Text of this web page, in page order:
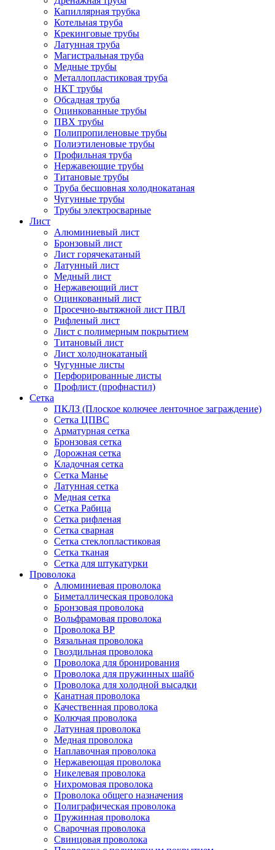
Капиллярная трубка
Котельная труба
Крекинговые трубы
Латунная труба
Магистральная труба
Медные трубы
Металлопластиковая труба
НКТ трубы
Обсадная труба
Оцинкованные трубы
ПВХ трубы
Полипропиленовые трубы
Полиэтиленовые трубы
Профильная труба
Нержавеющие трубы
Титановые трубы
Труба бесшовная холоднокатаная
Чугунные трубы
Трубы электросварные
Лист
Алюминиевый лист
Бронзовый лист
Лист горячекатаный
Латунный лист
Медный лист
Нержавеющий лист
Оцинкованный лист
Просечно-вытяжной лист ПВЛ
Рифленый лист
Лист с полимерным покрытием
Титановый лист
Лист холоднокатаный
Чугунные листы
Перфорированные листы
Профлист (профнастил)
Сетка
ПКЛЗ (Плоское колючее ленточное заграждение)
Сетка ЦПВС
Арматурная сетка
Бронзовая сетка
Дорожная сетка
Кладочная сетка
Сетка Манье
Латунная сетка
Медная сетка
Сетка Рабица
Сетка рифленая
Сетка сварная
Сетка стеклопластиковая
Сетка тканая
Сетка для штукатурки
Проволока
Алюминиевая проволока
Биметаллическая проволока
Бронзовая проволока
Вольфрамовая проволока
Проволока ВР
Вязальная проволока
Гвоздильная проволока
Проволока для бронирования
Проволока для пружинных шайб
Проволока для холодной высадки
Канатная проволока
Качественная проволока
Колючая проволока
Латунная проволока
Медная проволока
Наплавочная проволока
Нержавеющая проволока
Никелевая проволока
Нихромовая проволока
Проволока общего назначения
Полиграфическая проволока
Пружинная проволока
Сварочная проволока
Свинцовая проволока